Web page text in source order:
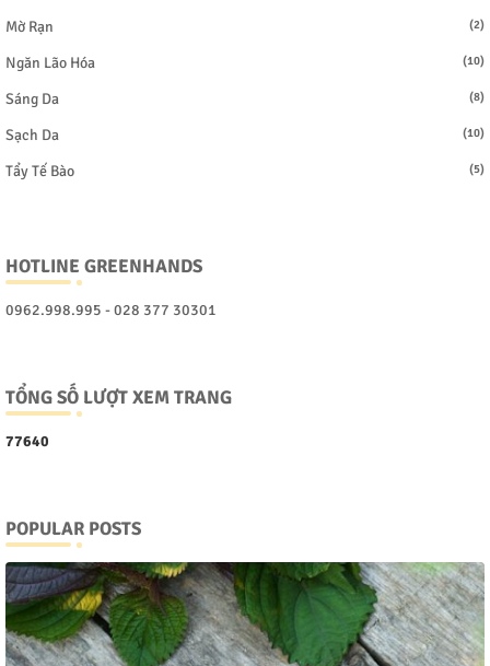
Mờ Rạn (2)
Ngăn Lão Hóa (10)
Sáng Da (8)
Sạch Da (10)
Tẩy Tế Bào (5)
HOTLINE GREENHANDS
0962.998.995 - 028 377 30301
TỔNG SỐ LƯỢT XEM TRANG
77640
POPULAR POSTS